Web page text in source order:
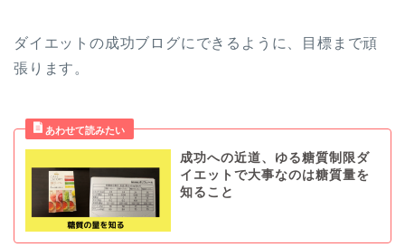
ダイエットの成功ブログにできるように、目標まで頑
張ります。
成功への近道、ゆる糖質制限ダ
イエットで大事なのは糖質量を
知ること